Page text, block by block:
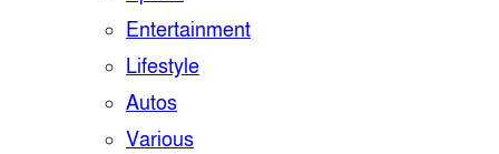
Entertainment
Lifestyle
Autos
Various